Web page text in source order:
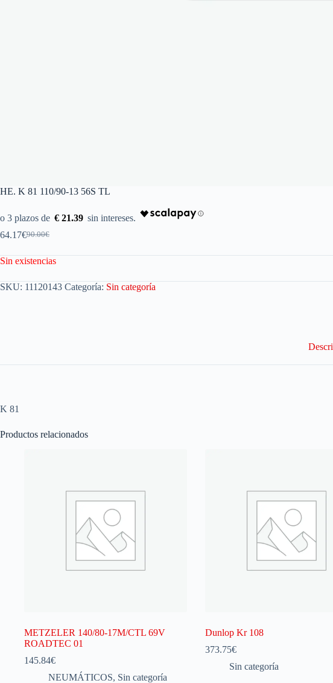
HE. K 81 110/90-13 56S TL
€ 21.39
90.00€
64.17€
Sin existencias
SKU: 11120143 Categoría: Sin categoría
K 81
Productos relacionados
METZELER 140/80-17M/CTL 69V
ROADTEC 01
145.84€
NEUMÁTICOS, Sin categoría
Dunlop Kr 108
373.75€
Sin categoría